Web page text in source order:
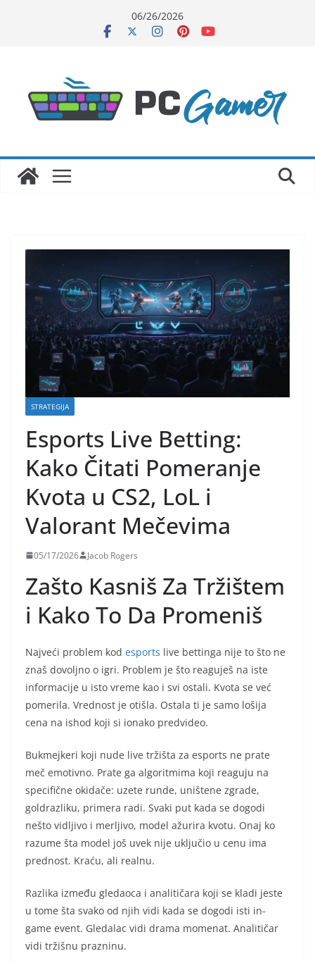
06/26/2026
STRATEGIJA
Esports Live Betting:
Kako Čitati Pomeranje
Kvota u CS2, LoL i
Valorant Mečevima
05/17/2026 Jacob Rogers
Zašto Kasniš Za Tržištem
i Kako To Da Promeniš
Najveći problem kod esports live bettinga nije to što ne
znaš dovoljno o igri. Problem je što reaguješ na iste
informacije u isto vreme kao i svi ostali. Kvota se već
pomerila. Vrednost je otišla. Ostala ti je samo lošija
cena na ishod koji si ionako predvideo.
Bukmejkeri koji nude live tržišta za esports ne prate
meč emotivno. Prate ga algoritmima koji reaguju na
specifične okidače: uzete runde, uništene zgrade,
goldrazliku, primera radi. Svaki put kada se dogodi
nešto vidljivo i merljivo, model ažurira kvotu. Onaj ko
razume šta model još uvek nije uključio u cenu ima
prednost. Kraću, ali realnu.
Razlika između gledaoca i analitičara koji se kladi jeste
u tome šta svako od njih vidi kada se dogodi isti in-
game event. Gledalac vidi drama momenat. Analitičar
vidi tržišnu prazninu.